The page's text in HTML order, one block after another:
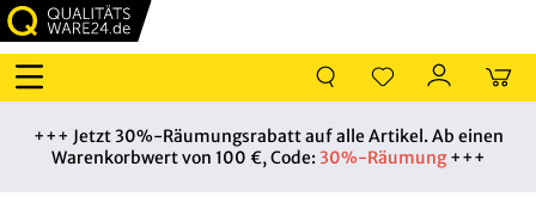
+++ Jetzt 30%-Räumungsrabatt auf alle Artikel. Ab einen
Warenkorbwert von 100 €, Code: 30%-Räumung+++